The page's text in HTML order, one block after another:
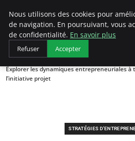
LECFCM
Accueil
Stratégies d'entrepreneuriat
Explorer les dynamiques entrepreneuriales à
l’initiative projet
STRATÉGIES
Nous utilisons des cookies pour
de navigation. En poursuivant, vous
de confidentialité. En savoir plus
Refuser Accepter